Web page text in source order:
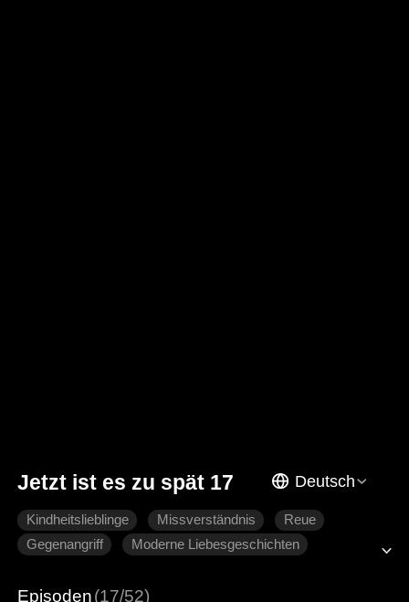
Jetzt ist es zu spät 17 Deutsch
Kindheitslieblinge Missverständnis
Reue
Gegenangriff
Moderne Liebesgeschichten
Episoden(17/52)